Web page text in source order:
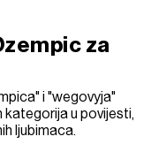
za
i "wegovyja"
kategorija u povijesti,
ljubimaca.